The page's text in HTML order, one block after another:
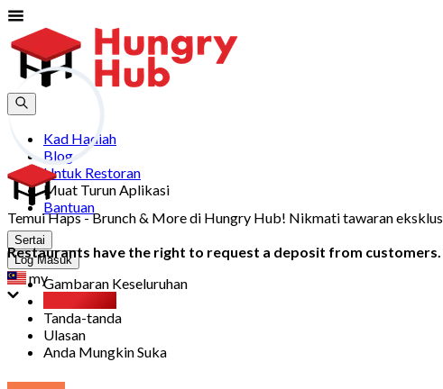
Kad Hadiah
Blog
Untuk Restoran
Muat Turun Aplikasi
Bantuan
Sertai
Log Masuk
my
Temui Haps - Brunch & More di Hungry Hub! Nikmati tawaran
Restaurants have the right to request a deposit from
Gambaran Keseluruhan
Tanda-tanda
Ulasan
Anda Mungkin Suka